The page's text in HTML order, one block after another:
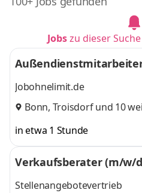
Jobszu dieser
Jobohnelimit.de
Bonn, Troisdorfund 10
in etwa 1 Stunde
Verkaufsberater (m/w/
Stellenangebotevertrieb